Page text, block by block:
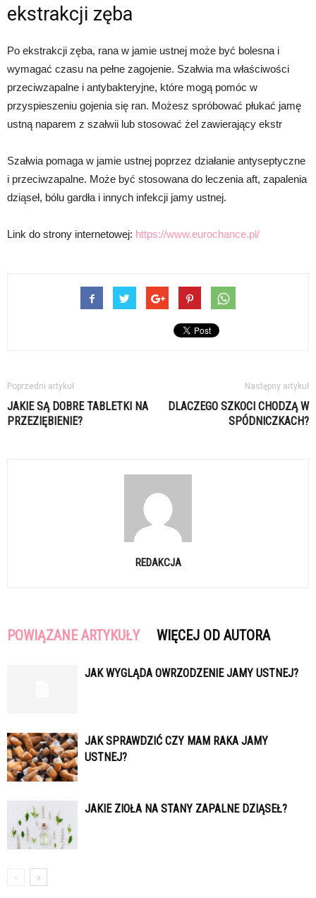
ekstrakcji zęba
Po ekstrakcji zęba, rana w jamie ustnej może być bolesna i
wymagać czasu na pełne zagojenie. Szałwia ma właściwości
przeciwzapalne i antybakteryjne, które mogą pomóc w
przyspieszeniu gojenia się ran. Możesz spróbować płukać jamę
ustną naparem z szałwii lub stosować żel zawierający ekstr
Szałwia pomaga w jamie ustnej poprzez działanie antyseptyczne
i przeciwzapalne. Może być stosowana do leczenia aft, zapalenia
dziąseł, bólu gardła i innych infekcji jamy ustnej.
Link do strony internetowej: https://www.eurochance.pl/
Poprzedni artykuł
JAKIE SĄ DOBRE TABLETKI NA
PRZEZIĘBIENIE?
Następny artykuł
DLACZEGO SZKOCI CHODZĄ W
SPÓDNICZKACH?
REDAKCJA
POWIĄZANE ARTYKUŁY WIĘCEJ OD AUTORA
JAK WYGLĄDA OWRZODZENIE JAMY USTNEJ?
JAK SPRAWDZIĆ CZY MAM RAKA JAMY
USTNEJ?
JAKIE ZIOŁA NA STANY ZAPALNE DZIĄSEŁ?